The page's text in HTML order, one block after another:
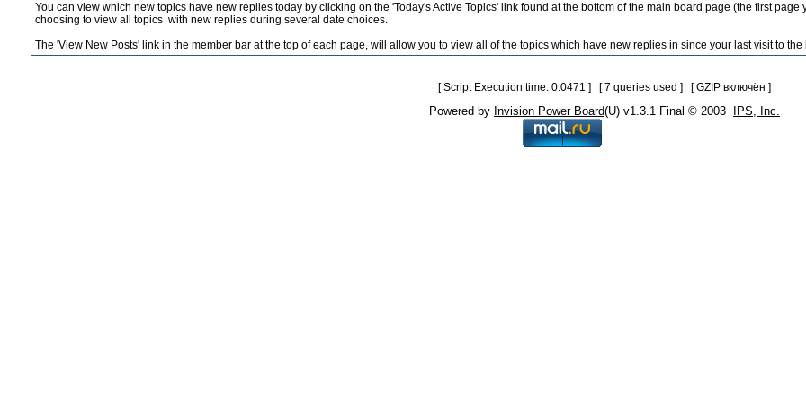
You can view which new topics have new replies today by clicking on the 'Today's Active Topics' link found at the bottom of the main board page (the first
choosing to view all topics with new replies during several date choices.
The 'View New Posts' link in the member bar at the top of each page, will allow you to view all of the topics which have new replies in since your last visit to the
[ Script Execution time: 0.0471 ] [ 7 queries used ] [ GZIP включён ]
Powered by Invision Power Board(U) v1.3.1 Final © 2003 IPS, Inc.